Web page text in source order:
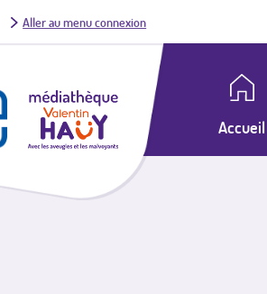
Aller au menu connexion
Accueil